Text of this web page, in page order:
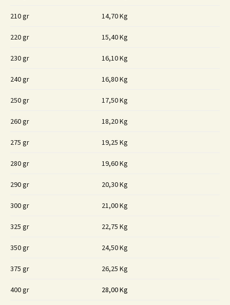
210 gr 14,70 Kg
220 gr 15,40 Kg
230 gr 16,10 Kg
240 gr 16,80 Kg
250 gr 17,50 Kg
260 gr 18,20 Kg
275 gr 19,25 Kg
280 gr 19,60 Kg
290 gr 20,30 Kg
300 gr 21,00 Kg
325 gr 22,75 Kg
350 gr 24,50 Kg
375 gr 26,25 Kg
400 gr 28,00 Kg